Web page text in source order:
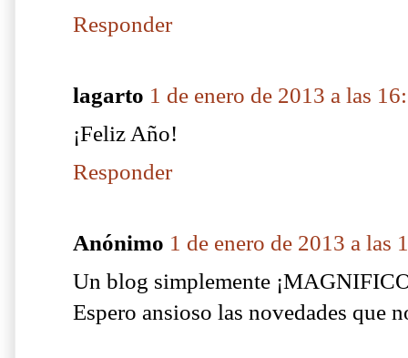
Responder
lagarto 1 de enero de 2013 a las
¡Feliz Año!
Responder
Anónimo 1 de enero de 2013 a las
Un blog simplemente
Espero ansioso las novedades que